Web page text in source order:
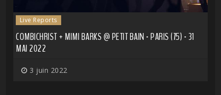
Live Reports
COMBICHRIST + MIMI BARKS @ PETIT BAIN - PARIS (75) - 31
MAI 2022
3 juin 2022